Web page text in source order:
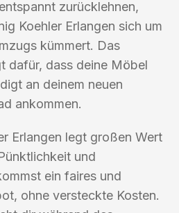
zurücklehnen,
Koehler Erlangen sich um
kümmert. Das
dafür, dass deine Möbel
an deinem neuen
ankommen.
Erlangen legt großen Wert
und
ein faires und
ohne versteckte Kosten.